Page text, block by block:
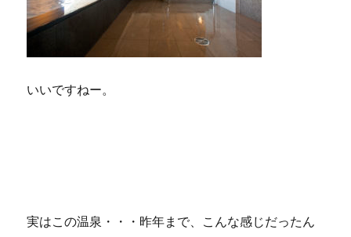
いいですねー。
実はこの温泉・・・昨年まで、こんな感じだったん